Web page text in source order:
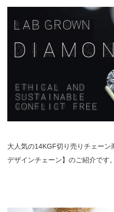
大人気の14KGF切り売りチェーン
デザインチェーン】のご紹介です。